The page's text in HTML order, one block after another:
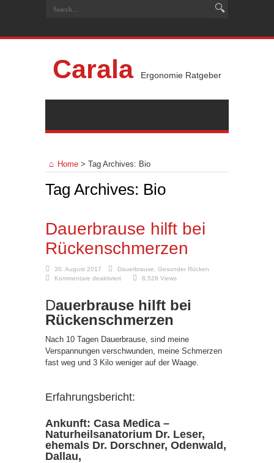
Carala Ergonomie Ratgeber
Home > Tag Archives: Bio
Tag Archives: Bio
Dauerbrause hilft bei
Rückenschmerzen
30. August 2017 Dauerbrause
Gesunder Rücken
Kommentare deaktiviertfür
Rückenschmerzen
8,528 Views
Dauerbrause hilft bei
Rückenschmerzen
Nach 10 Tagen Dauerbrause, sind meine
Verspannungen verschwunden, meine Schmerzen
fast weg und 3 Kilo weniger auf der Waage.
Erfahrungsbericht:
Ankunft: Casa Medica –
Naturheilsanatorium Dr. Leser,
ehemals Dr. Dorschner, Odenwald,
Dallau,